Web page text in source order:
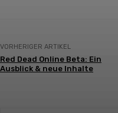
VORHERIGER ARTIKEL
Red Dead Online Beta: Ein
Ausblick & neue Inhalte